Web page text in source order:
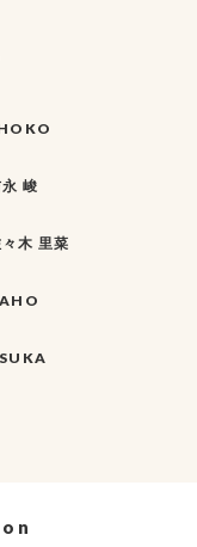
峻
木 里菜